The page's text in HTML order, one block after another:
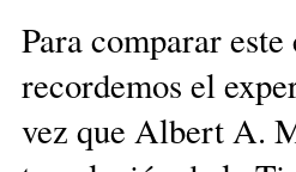
Para comparar
recordemos el
vez que Albert A.